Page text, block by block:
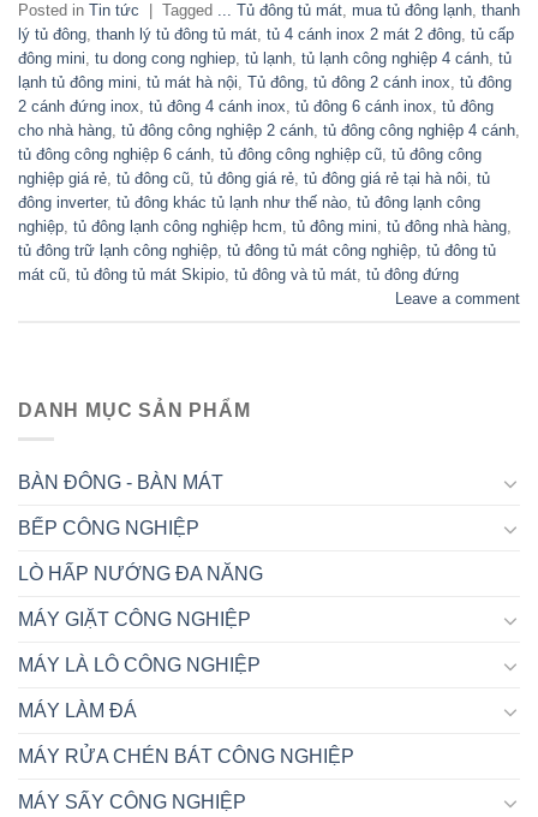
Posted in Tin tức Tagged ... Tủ đông tủ mát, mua tủ đông lạnh, thanh
lý tủ đông, thanh lý tủ đông tủ mát, tủ 4 cánh inox 2 mát 2 đông, tủ cấp
đông mini, tu dong cong nghiep, tủ lạnh, tủ lạnh công nghiệp 4 cánh, tủ
lạnh tủ đông mini, tủ mát hà nội, Tủ đông, tủ đông 2 cánh inox, tủ đông
2 cánh đứng inox, tủ đông 4 cánh inox, tủ đông 6 cánh inox, tủ đông
cho nhà hàng, tủ đông công nghiệp 2 cánh, tủ đông công nghiệp 4 cánh,
tủ đông công nghiệp 6 cánh, tủ đông công nghiệp cũ, tủ đông công
nghiệp giá rẻ, tủ đông cũ, tủ đông giá rẻ, tủ đông giá rẻ tại hà nôi, tủ
đông inverter, tủ đông khác tủ lạnh như thế nào, tủ đông lạnh công
nghiệp, tủ đông lạnh công nghiệp hcm, tủ đông mini, tủ đông nhà hàng,
tủ đông trữ lạnh công nghiệp, tủ đông tủ mát công nghiệp, tủ đông tủ
mát cũ, tủ đông tủ mát Skipio, tủ đông và tủ mát, tủ đông đứng
Leave a comment
DANH MỤC SẢN PHẨM
BÀN ĐÔNG - BÀN MÁT
BẾP CÔNG NGHIỆP
LÒ HẤP NƯỚNG ĐA NĂNG
MÁY GIẶT CÔNG NGHIỆP
MÁY LÀ LÔ CÔNG NGHIỆP
MÁY LÀM ĐÁ
MÁY RỬA CHÉN BÁT CÔNG NGHIỆP
MÁY SẤY CÔNG NGHIỆP